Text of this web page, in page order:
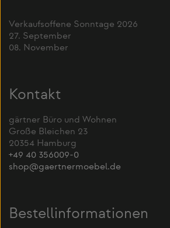
Verkaufsoffene Sonntage 2026
27. September
08. November
Kontakt
gärtner Büro und Wohnen
Große Bleichen 23
20354 Hamburg
+49 40 356009-0
shop@gaertnermoebel.de
Bestellinformationen